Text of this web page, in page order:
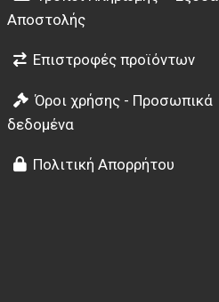
Αποστολής
Επιστροφές προϊόντων
Όροι χρήσης - Προσωπικά
δεδομένα
Πολιτική Απορρήτου